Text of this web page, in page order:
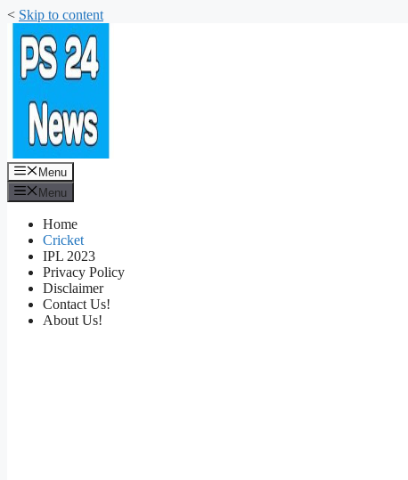
< Skip to content
Menu
Menu
Home
Cricket
IPL 2023
Privacy Policy
Disclaimer
Contact Us!
About Us!